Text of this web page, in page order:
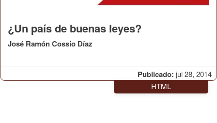
Publicado: jul 28, 2014
¿Un país de buenas leyes?
José Ramón Cossío Díaz
HTML